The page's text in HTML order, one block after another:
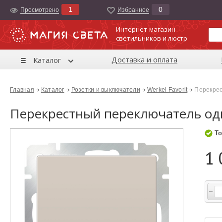
Просмотрено 1 Избранноe 0
Интернет-магазин
светильников и люстр
Каталог Доставка и оплата
Главная Каталог Розетки и выключатели Werkel Favorit
Перекрестный переключатель
1